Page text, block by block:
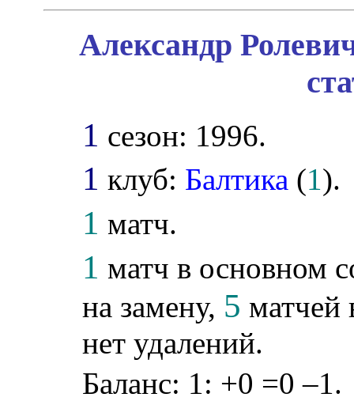
Александр
1 сезон: 1996.
1 клуб: Балтика (1).
1 матч.
1 матч в основном
на замену, 5 матчей
нет удалений.
Баланс: 1: +0 =0 –1.